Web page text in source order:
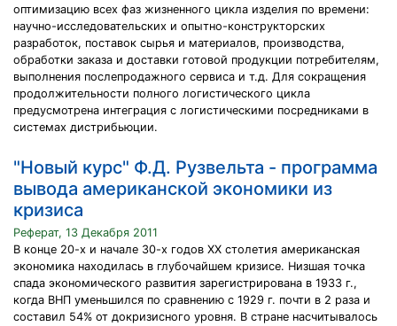
оптимизацию всех фаз жизненного цикла изделия по времени:
научно-исследовательских и опытно-конструкторских
разработок, поставок сырья и материалов, производства,
обработки заказа и доставки готовой продукции потребителям,
выполнения послепродажного сервиса и т.д. Для сокращения
продолжительности полного логистического цикла
предусмотрена интеграция с логистическими посредниками в
системах дистрибьюции.
"Новый курс" Ф.Д. Рузвельта - программа
вывода американской экономики из
кризиса
Реферат, 13 Декабря 2011
В конце 20-х и начале 30-х годов XX столетия американская
экономика находилась в глубочайшем кризисе. Низшая точка
спада экономического развития зарегистрирована в 1933 г.,
когда ВНП уменьшился по сравнению с 1929 г. почти в 2 раза и
составил 54% от докризисного уровня. В стране насчитывалось